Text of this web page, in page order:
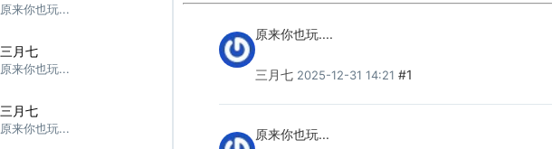
原来你也玩...
三月七
原来你也玩...
三月七
原来你也玩...
原来你也玩....
三月七 2025-12-31 14:21 #1
原来你也玩...